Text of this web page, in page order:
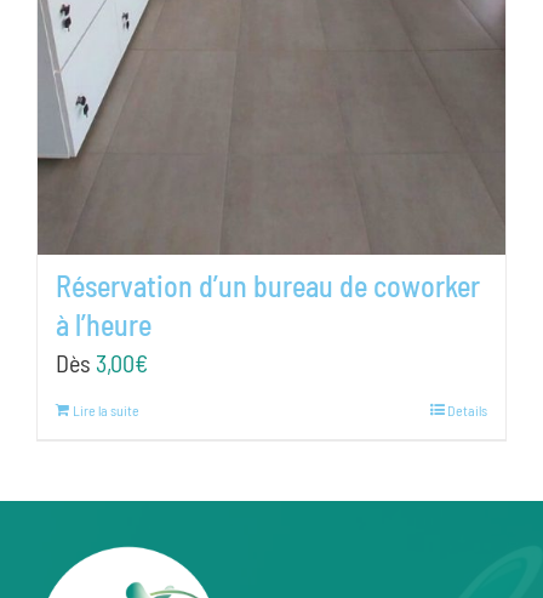
Réservation d’un bureau de coworker
à l’heure
Dès 3,00€
Lire la suite Details